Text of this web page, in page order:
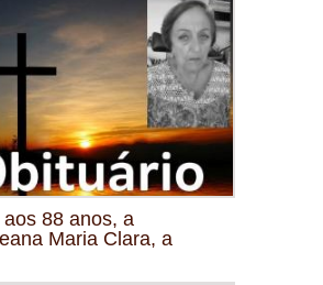
88 anos, a
Maria Clara, a